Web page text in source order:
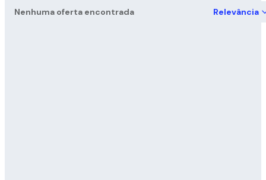
Nenhuma oferta encontrada Relevância